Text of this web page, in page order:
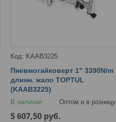
KAAB3225
Пневмогайковерт 1" 3390N/m
длинн. жало TOPTUL
(KAAB3225)
В наличии Оптом и в розницу
5 607,50 руб.